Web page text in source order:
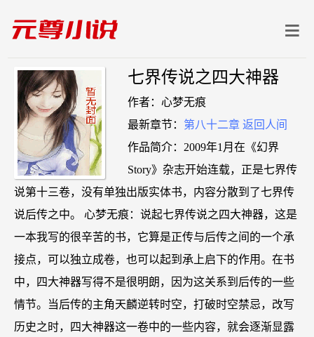
七界传说之四大神器
作者：心梦无痕
最新章节： 第八十二章 返回人间
作品简介：2009年1月在《幻界
Story》杂志开始连载，正是七界传
说第十三卷，没有单独出版实体书，内容分散到了七界传
说后传之中。 心梦无痕：说起七界传说之四大神器，这是
一本我写的很辛苦的书，它算是正传与后传之间的一个承
接点，可以独立成卷，也可以起到承上启下的作用。在书
中，四大神器写得不是很明朗，因为这关系到后传的一些
情节。当后传的主角天麟逆转时空，打破时空禁忌，改写
历史之时，四大神器这一卷中的一些内容，就会逐渐显露